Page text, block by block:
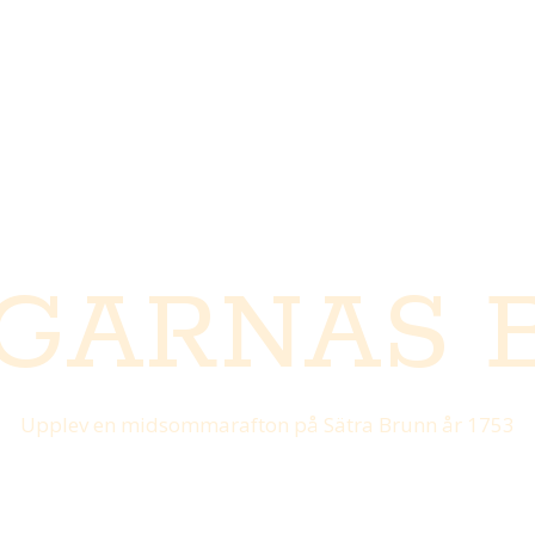
Upplev en midsommarafton på Sätra Brunn år 1753